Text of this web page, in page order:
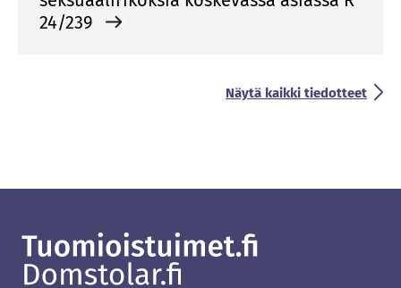
24/239
Näytä kaikki tiedotteet